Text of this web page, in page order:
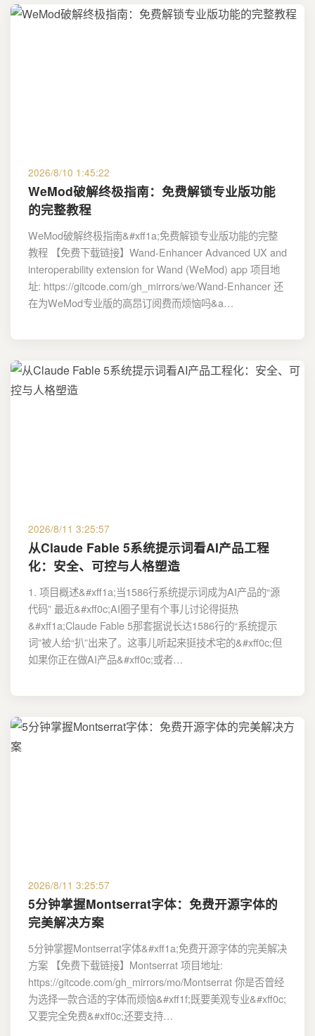
2026/8/10 1:45:22
WeMod破解终极指南：免费解锁专业版功能
的完整教程
WeMod破解终极指南&#xff1a;免费解锁专业版功能的完整
教程 【免费下载链接】Wand-Enhancer Advanced UX and
interoperability extension for Wand (WeMod) app 项目地
址: https://gitcode.com/gh_mirrors/we/Wand-Enhancer 还
在为WeMod专业版的高昂订阅费而烦恼吗&a…
2026/8/11 3:25:57
从Claude Fable 5系统提示词看AI产品工程
化：安全、可控与人格塑造
1. 项目概述&#xff1a;当1586行系统提示词成为AI产品的“源
代码” 最近&#xff0c;AI圈子里有个事儿讨论得挺热
&#xff1a;Claude Fable 5那套据说长达1586行的“系统提示
词”被人给“扒”出来了。这事儿听起来挺技术宅的&#xff0c;但
如果你正在做AI产品&#xff0c;或者…
2026/8/11 3:25:57
5分钟掌握Montserrat字体：免费开源字体的
完美解决方案
5分钟掌握Montserrat字体&#xff1a;免费开源字体的完美解决
方案 【免费下载链接】Montserrat 项目地址:
https://gitcode.com/gh_mirrors/mo/Montserrat 你是否曾经
为选择一款合适的字体而烦恼&#xff1f;既要美观专业&#xff0c;
又要完全免费&#xff0c;还要支持…